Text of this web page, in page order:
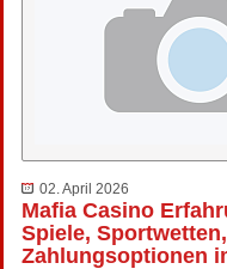
02. April 2026
Mafia Casino
Spiele,
Zahlungsoptionen